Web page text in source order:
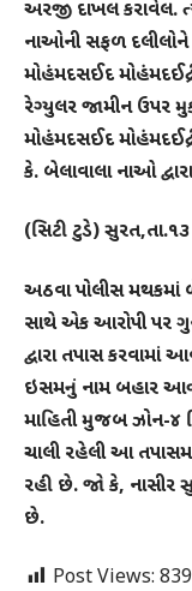
અરજી દાખલ કરાવેલ.
નાઓની સફળ દલીલોને
મોહંમદસઈદ
રેગ્યુલર જામીન ઉપર
મોહંમદસઈદ
કે. બેલાવાલા નાઓ
(સિટી ટુડે) સુરત,તા.૧૩
અઠવા પોલીસ મથકમાં
સાથે એક આરોપી પર
દ્વારા તપાસ કરવામાં
ઇસમનું નામ બહાર
માહિતી મુજબ ઝોન-૪
ચાલી રહેલી આ
રહી છે. જાે કે, નાસીર
છે.
Post Views: 839